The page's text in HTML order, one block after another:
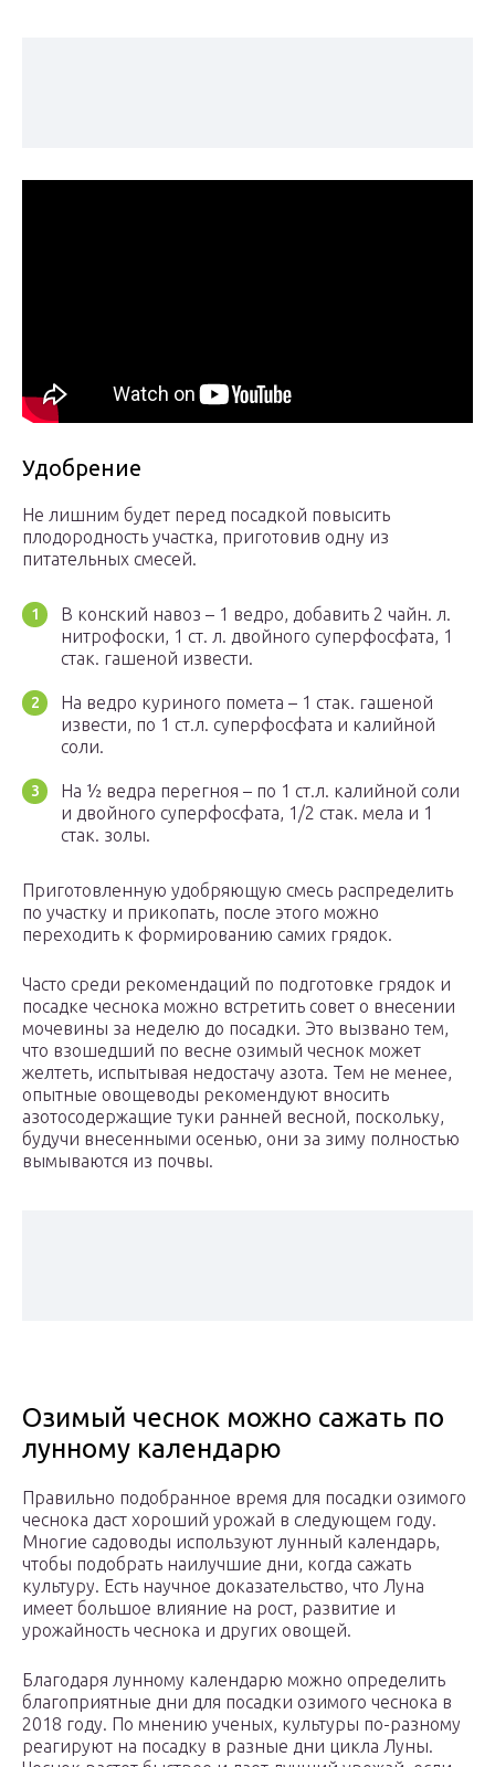
Удобрение
Не лишним будет перед посадкой повысить
плодородность участка, приготовив одну из
питательных смесей.
В конский навоз – 1 ведро, добавить 2 чайн. л.
нитрофоски, 1 ст. л. двойного суперфосфата, 1
стак. гашеной извести.
На ведро куриного помета – 1 стак. гашеной
извести, по 1 ст.л. суперфосфата и калийной
соли.
На ½ ведра перегноя – по 1 ст.л. калийной соли
и двойного суперфосфата, 1/2 стак. мела и 1
стак. золы.
Приготовленную удобряющую смесь распределить
по участку и прикопать, после этого можно
переходить к формированию самих грядок.
Часто среди рекомендаций по подготовке грядок и
посадке чеснока можно встретить совет о внесении
мочевины за неделю до посадки. Это вызвано тем,
что взошедший по весне озимый чеснок может
желтеть, испытывая недостачу азота. Тем не менее,
опытные овощеводы рекомендуют вносить
азотосодержащие туки ранней весной, поскольку,
будучи внесенными осенью, они за зиму полностью
вымываются из почвы.
Озимый чеснок можно сажать по
лунному календарю
Правильно подобранное время для посадки озимого
чеснока даст хороший урожай в следующем году.
Многие садоводы используют лунный календарь,
чтобы подобрать наилучшие дни, когда сажать
культуру. Есть научное доказательство, что Луна
имеет большое влияние на рост, развитие и
урожайность чеснока и других овощей.
Благодаря лунному календарю можно определить
благоприятные дни для посадки озимого чеснока в
2018 году. По мнению ученых, культуры по-разному
реагируют на посадку в разные дни цикла Луны.